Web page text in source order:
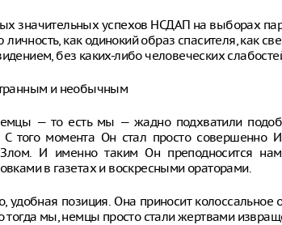
значительных успехов НСДАП на выборах
как одинокий образ спасителя, как
без каких-либо человеческих
и необычным
— то есть мы — жадно подхватили
С того момента Он стал просто
И именно таким Он преподносится
в газетах и воскресными ораторами.
удобная позиция. Она приносит
тогда мы, немцы просто стали жертвами